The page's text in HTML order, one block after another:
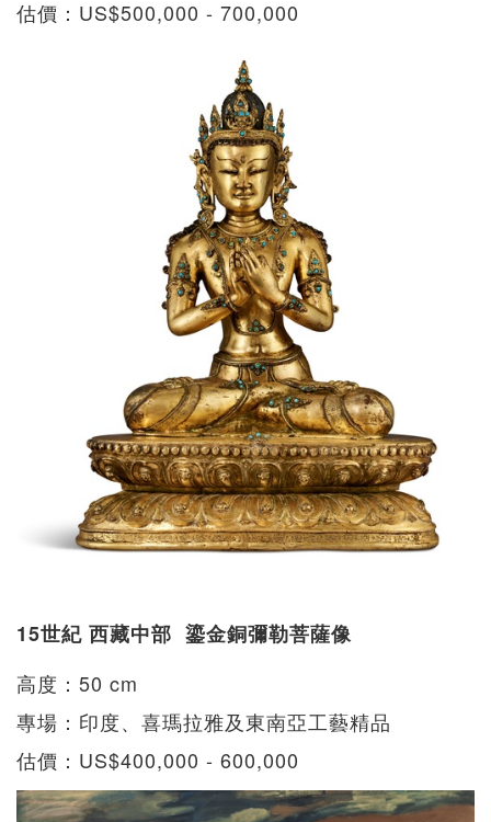
估價：US$500,000 - 700,000
15世紀 西藏中部 鎏金銅彌勒菩薩像
高度：50 cm
專場：印度、喜瑪拉雅及東南亞工藝精品
估價：US$400,000 - 600,000